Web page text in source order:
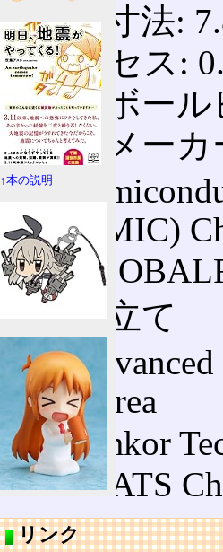
外形寸法:
プロセス:
半田ボール
製造メーカ
(SMIC)
組み立て
Korea
Amkor
STATS
リンク
↑本の説明